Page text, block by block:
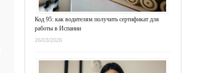
Код 95: как водителям получить сертификат для
работы в Испании
26/03/2026